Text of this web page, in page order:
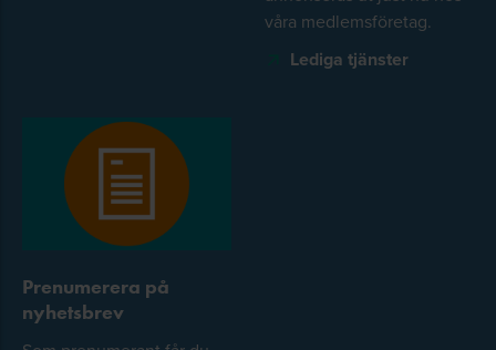
våra medlemsföretag.
Lediga tjänster
Prenumerera på
nyhetsbrev